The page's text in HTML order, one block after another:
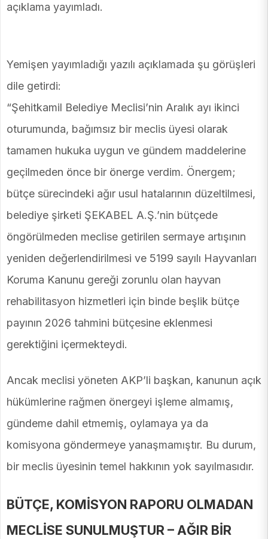
açıklama yayımladı.
Yemişen yayımladığı yazılı açıklamada şu görüşleri
dile getirdi:
“Şehitkamil Belediye Meclisi’nin Aralık ayı ikinci
oturumunda, bağımsız bir meclis üyesi olarak
tamamen hukuka uygun ve gündem maddelerine
geçilmeden önce bir önerge verdim. Önergem;
bütçe sürecindeki ağır usul hatalarının düzeltilmesi,
belediye şirketi ŞEKABEL A.Ş.’nin bütçede
öngörülmeden meclise getirilen sermaye artışının
yeniden değerlendirilmesi ve 5199 sayılı Hayvanları
Koruma Kanunu gereği zorunlu olan hayvan
rehabilitasyon hizmetleri için binde beşlik bütçe
payının 2026 tahmini bütçesine eklenmesi
gerektiğini içermekteydi.
Ancak meclisi yöneten AKP’li başkan, kanunun açık
hükümlerine rağmen önergeyi işleme almamış,
gündeme dahil etmemiş, oylamaya ya da
komisyona göndermeye yanaşmamıştır. Bu durum,
bir meclis üyesinin temel hakkının yok sayılmasıdır.
BÜTÇE, KOMİSYON RAPORU OLMADAN
MECLİSE SUNULMUŞTUR – AĞIR BİR